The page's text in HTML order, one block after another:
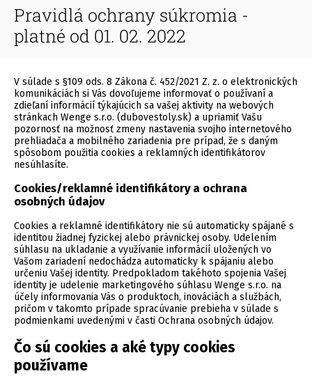
Pravidlá ochrany súkromia -
platné od 01. 02. 2022
V súlade s §109 ods. 8 Zákona č. 452/2021 Z. z. o elektronických
komunikáciách si Vás dovoľujeme informovať o používaní a
zdieľaní informácií týkajúcich sa vašej aktivity na webových
stránkach Wenge s.r.o. (dubovestoly.sk) a upriamiť Vašu
pozornosť na možnosť zmeny nastavenia svojho internetového
prehliadača a mobilného zariadenia pre prípad, že s daným
spôsobom použitia cookies a reklamných identifikátorov
nesúhlasíte.
Cookies/reklamné identifikátory a ochrana
osobných údajov
Cookies a reklamné identifikátory nie sú automaticky spájané s
identitou žiadnej fyzickej alebo právnickej osoby. Udelením
súhlasu na ukladanie a využívanie informácií uložených vo
Vašom zariadení nedochádza automaticky k spájaniu alebo
určeniu Vašej identity. Predpokladom takéhoto spojenia Vašej
identity je udelenie marketingového súhlasu Wenge s.r.o. na
účely informovania Vás o produktoch, inováciách a službách,
pričom v takomto prípade spracúvanie prebieha v súlade s
podmienkami uvedenými v časti Ochrana osobných údajov.
Čo sú cookies a aké typy cookies
používame